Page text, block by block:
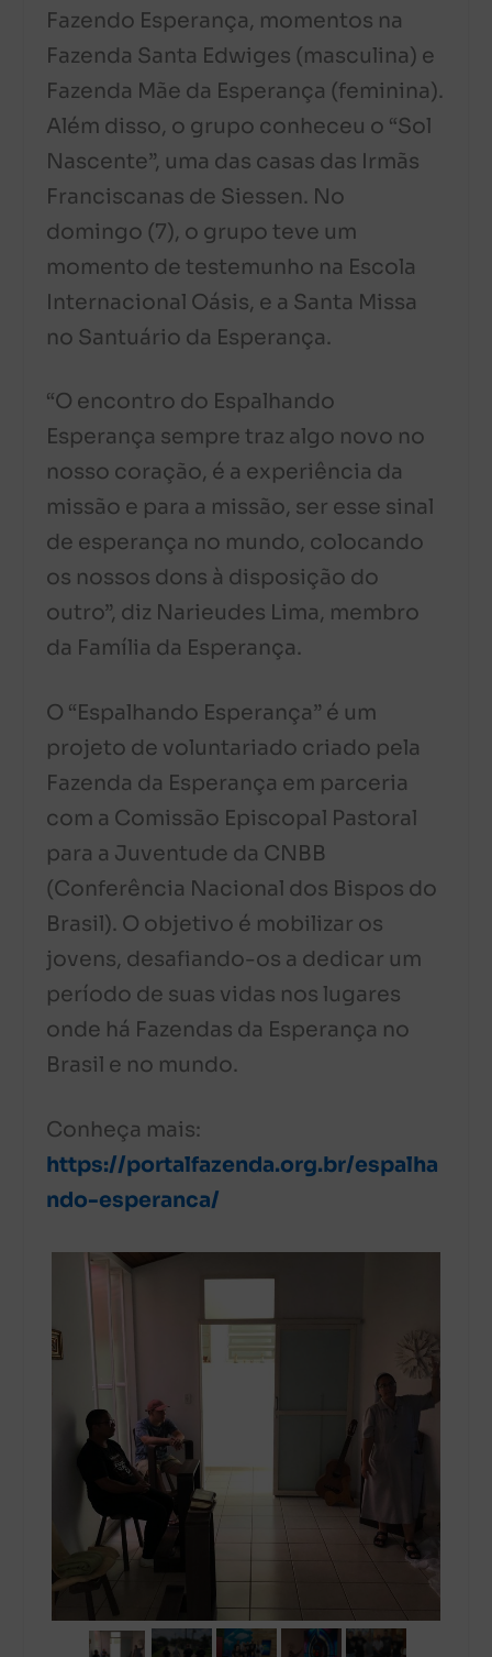
Fazendo Esperança, momentos na
Fazenda Santa Edwiges (masculina) e
Fazenda Mãe da Esperança (feminina).
Além disso, o grupo conheceu o “Sol
Nascente”, uma das casas das Irmãs
Franciscanas de Siessen. No
domingo (7), o grupo teve um
momento de testemunho na Escola
Internacional Oásis, e a Santa Missa
no Santuário da Esperança.
“O encontro do Espalhando
Esperança sempre traz algo novo no
nosso coração, é a experiência da
missão e para a missão, ser esse sinal
de esperança no mundo, colocando
os nossos dons à disposição do
outro”, diz Narieudes Lima, membro
da Família da Esperança.
O “Espalhando Esperança” é um
projeto de voluntariado criado pela
Fazenda da Esperança em parceria
com a Comissão Episcopal Pastoral
para a Juventude da CNBB
(Conferência Nacional dos Bispos do
Brasil). O objetivo é mobilizar os
jovens, desafiando-os a dedicar um
período de suas vidas nos lugares
onde há Fazendas da Esperança no
Brasil e no mundo.
Conheça mais:
https://portalfazenda.org.br/espalha
ndo-esperanca/